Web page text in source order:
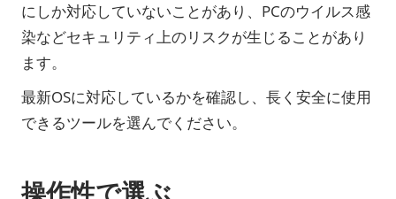
にしか対応していないことがあり、PCのウイルス感
染などセキュリティ上のリスクが生じることがあり
ます。
最新OSに対応しているかを確認し、長く安全に使用
できるツールを選んでください。
操作性で選ぶ